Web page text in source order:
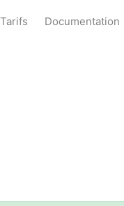
Tarifs Documentation